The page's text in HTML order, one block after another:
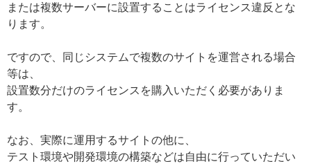
または複数サーバーに設置することはライセンス違反とな
ります。
ですので、同じシステムで複数のサイトを運営される場合
等は、
設置数分だけのライセンスを購入いただく必要がありま
す。
なお、実際に運用するサイトの他に、
テスト環境や開発環境の構築などは自由に行っていただい